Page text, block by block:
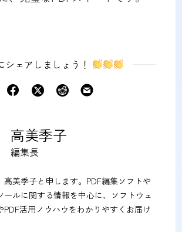
シェアしましょう！
高美季子
編集長
高美季子と申します。PDF編集ソフトや
ールに関する情報を中心に、ソフトウェ
PDF活用ノウハウをわかりやすくお届け